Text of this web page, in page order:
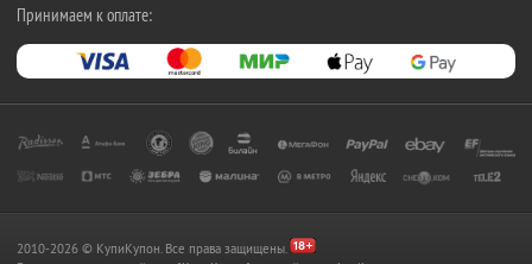
Принимаем к оплате:
2010-2026 © КупиКупон. Все права защищены.